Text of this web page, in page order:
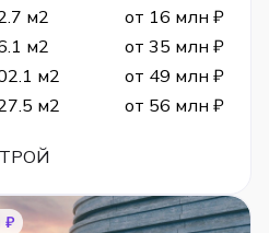
м2
от 16 млн ₽
м2
от 35 млн ₽
м2
от 49 млн ₽
м2 от 56 млн ₽
₽